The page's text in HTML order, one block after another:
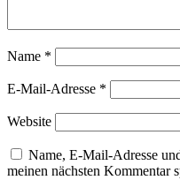
Name *
E-Mail-Adresse *
Website
Name, E-Mail-Adresse
meinen nächsten Kommentar